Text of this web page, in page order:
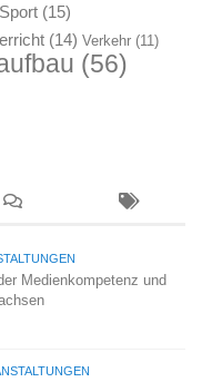
Sport (15)
(14) Verkehr (11)
(56)
Medienkompetenz und